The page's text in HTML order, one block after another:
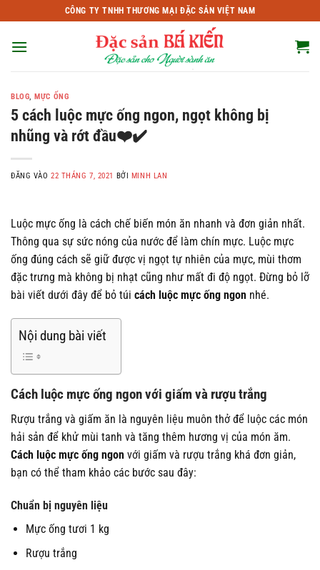
qua
nội
CÔNG TY TNHH THƯƠNG MẠI ĐẶC SẢN VIỆT NAM
BLOG,MỰC ỐNG
5 cách luộc mực ống ngon, ngọt không bị
nhũng và rớt đầu❤️✔️
ĐĂNG VÀO22 THÁNG 7, 2021 BỞI MINH LAN
Luộc mực ống là cách chế biến món ăn nhanh và đơn giản nhất.
Thông qua sự sức nóng của nước để làm chín mực. Luộc mực
ống đúng cách sẽ giữ được vị ngọt tự nhiên của mực, mùi thơm
đặc trưng mà không bị nhạt cũng như mất đi độ ngọt. Đừng bỏ lỡ
bài viết dưới đây để bỏ túi cách luộc mực ống ngon nhé.
Nội dung bài viết
Cách luộc mực ống ngon với giấm và rượu trắng
Rượu trắng và giấm ăn là nguyên liệu muôn thở để luộc các món
hải sản để khử mùi tanh và tăng thêm hương vị của món ăm.
Cách luộc mực ống ngon với giấm và rượu trắng khá đơn giản,
bạn có thể tham khảo các bước sau đây:
Chuẩn bị nguyên liệu
Mực ống tươi 1 kg
Rượu trắng